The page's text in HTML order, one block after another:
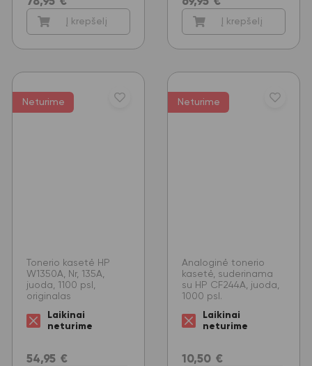
Į krepšelį Į krepšelį
Neturime
Tonerio kasetė HP
W1350A, Nr, 135A,
juoda, 1100 psl,
originalas
Laikinai
neturime
54,95 €
Neturime
Analoginė tonerio
kasetė, suderinama
su HP CF244A, juoda,
1000 psl.
Laikinai
neturime
10,50 €